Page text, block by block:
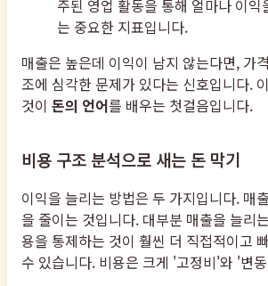
주된 영업 활동을 통해 얼마나 이익
는 중요한 지표입니다.
매출은 높은데 이익이 남지 않는다면, 가
조에 심각한 문제가 있다는 신호입니다.
것이 돈의 언어를 배우는 첫걸음입니다.
비용 구조 분석으로 새는 돈 막기
이익을 늘리는 방법은 두 가지입니다. 매
을 줄이는 것입니다. 대부분 매출을 늘리
용을 통제하는 것이 훨씬 더 직접적이고
수 있습니다. 비용은 크게 '고정비'와 '변